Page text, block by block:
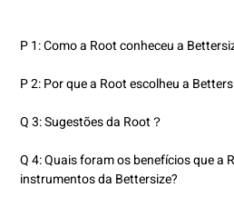
P 1: Como a Root conheceu a
P 2: Por que a Root escolheu a
Q 3: Sugestões da Root？
Q 4: Quais foram os benefícios que a
instrumentos da Bettersize?